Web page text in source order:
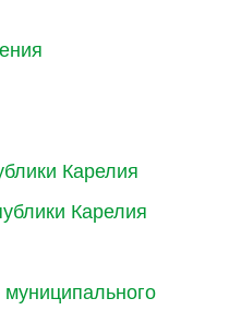
Карелия
Карелия
муниципального